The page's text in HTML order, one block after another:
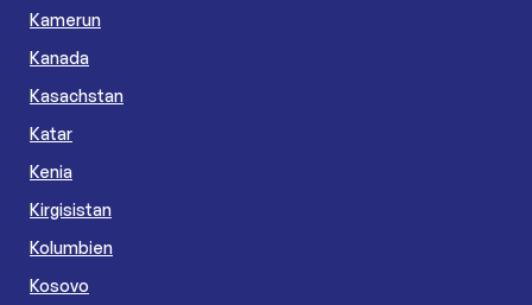
Kamerun
Kanada
Kasachstan
Katar
Kenia
Kirgisistan
Kolumbien
Kosovo